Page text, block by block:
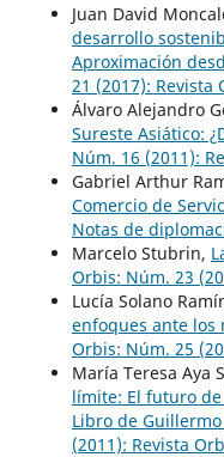
Juan David
desarrollo
Aproximación
21 (2017): Revista
Álvaro Alejandro
Sureste Asiático:
Núm. 16 (2011):
Gabriel Arthur
Comercio de
Notas de
Marcelo Stubrin,
Orbis: Núm. 23
Lucía Solano
enfoques ante los
Orbis: Núm. 25
María Teresa Aya
límite: El futuro
Libro de
(2011): Revista